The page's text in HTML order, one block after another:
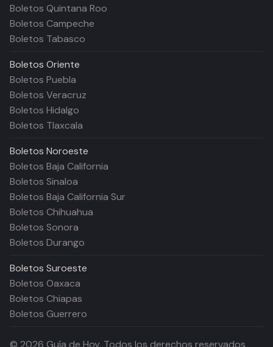
Boletos Quintana Roo
Boletos Campeche
Boletos Tabasco
Boletos Oriente
Boletos Puebla
Boletos Veracruz
Boletos Hidalgo
Boletos Tlaxcala
Boletos Noroeste
Boletos Baja California
Boletos Sinaloa
Boletos Baja California Sur
Boletos Chihuahua
Boletos Sonora
Boletos Durango
Boletos Suroeste
Boletos Oaxaca
Boletos Chiapas
Boletos Guerrero
© 2026 Guía de Hoy. Todos los derechos reservados.